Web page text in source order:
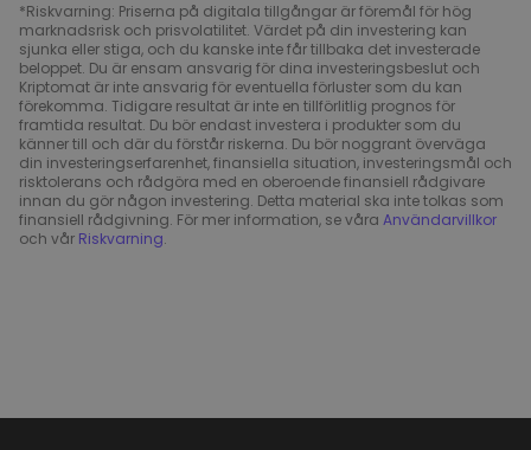
*Riskvarning: Priserna på digitala tillgångar är föremål för hög
marknadsrisk och prisvolatilitet. Värdet på din investering kan
sjunka eller stiga, och du kanske inte får tillbaka det investerade
beloppet. Du är ensam ansvarig för dina investeringsbeslut och
Kriptomat är inte ansvarig för eventuella förluster som du kan
förekomma. Tidigare resultat är inte en tillförlitlig prognos för
framtida resultat. Du bör endast investera i produkter som du
känner till och där du förstår riskerna. Du bör noggrant överväga
din investeringserfarenhet, finansiella situation, investeringsmål och
risktolerans och rådgöra med en oberoende finansiell rådgivare
innan du gör någon investering. Detta material ska inte tolkas som
finansiell rådgivning. För mer information, se våra Användarvillkor
och vår Riskvarning.